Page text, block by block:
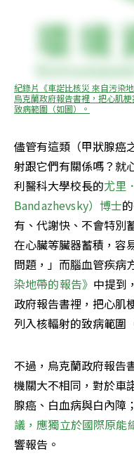
紀錄片《車諾比核災 來自污染
烏克蘭政府報告書裡，把心肌
致病範圍（如圖）。
儘管有這類（甲狀腺癌
射跟它們有關係嗎？就
利醫科大學校長的尤里
Bandazhevsky）博士
有、代謝快、不會特別
在心臟等臟器蓄積，容
問題，」而腦血管疾病
染地帶的報告》 中提到
政府報告書裡，把心肌
列入核輻射的致病範圍
不過，烏克蘭政府報告
機關大不相同，對於車
腺癌、白血病與白內障
議，應獨立於國際原能
響報告。